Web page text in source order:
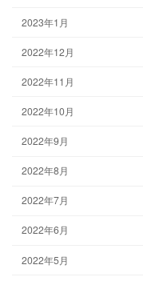
2023年1月
2022年12月
2022年11月
2022年10月
2022年9月
2022年8月
2022年7月
2022年6月
2022年5月